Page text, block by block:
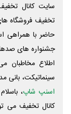
سایت کانال
تخفیف فروشگاه
حاضر با همراهی
جشنواره های صدها
اطلاع مخاطبان
سینماتیکت، بانی
اسنپ شاپ،
کانال تخفیف می